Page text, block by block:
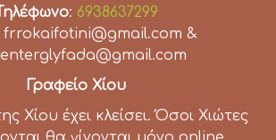
: 6938637299
frrokaifotini@gmail.com &
Γραφείο Χίου
Χίου έχει κλείσει. Όσοι Χιώτες